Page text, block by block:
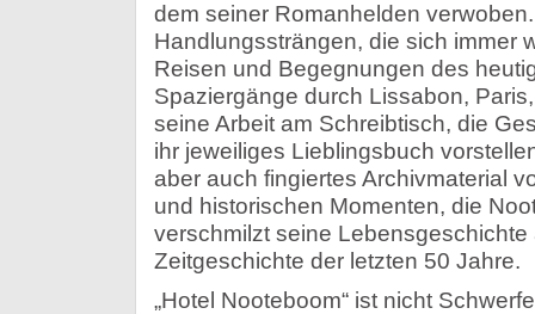
dem seiner Romanhelden
Handlungssträngen, die sich immer
Reisen und Begegnungen des
Spaziergänge durch Lissabon,
seine Arbeit am Schreibtisch, die
ihr jeweiliges Lieblingsbuch
aber auch fingiertes Archivmaterial
und historischen Momenten, die
verschmilzt seine Lebensgeschichte
Zeitgeschichte der letzten 50 Jahre.
„Hotel Nooteboom“ ist nicht